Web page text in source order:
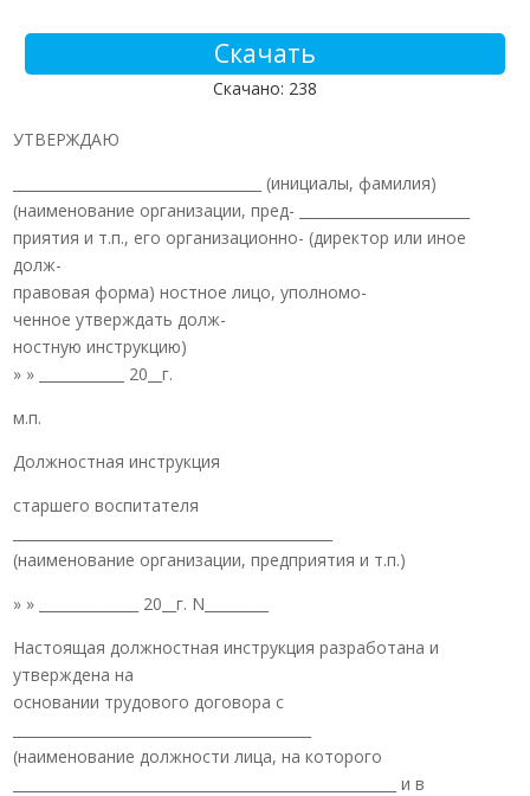
Скачать
Скачано: 238
УТВЕРЖДАЮ
___________________________________ (инициалы, фамилия)
(наименование организации, пред- ________________________
приятия и т.п., его организационно- (директор или иное
долж-
правовая форма) ностное лицо, уполномо-
ченное утверждать долж-
ностную инструкцию)
» » ____________ 20__г.
м.п.
Должностная инструкция
старшего воспитателя
(наименование организации, предприятия и т.п.)
» » ______________ 20__г. N_________
Настоящая должностная инструкция разработана и
утверждена на
основании трудового договора с
(наименование должности лица, на которого
______________________________________________________ и в